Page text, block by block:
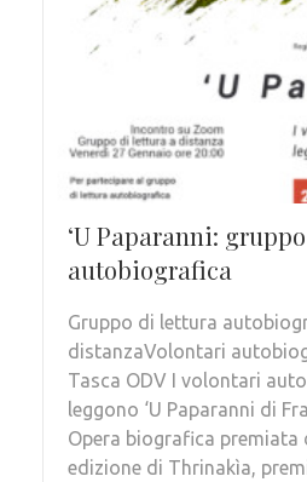
‘U Paparanni:
autobiografica
Gruppo di lettura
distanzaVolontari
Tasca ODV I volontari
leggono ‘U Paparanni di
Opera biografica premiata
edizione di Thrinakìa,